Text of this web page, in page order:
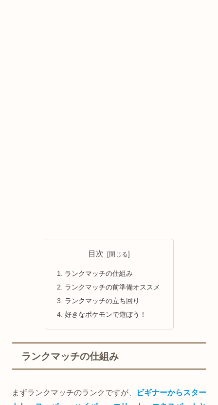
目次
ランクマッチの仕組み
ランクマッチの前準備オススメ
ランクマッチの立ち回り
好きなポケモンで遊ぼう！
ランクマッチの仕組み
まずランクマッチのランクですが、
ビギナーからスター